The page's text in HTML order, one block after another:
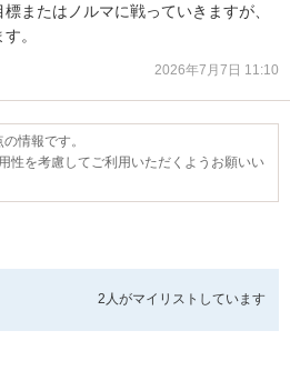
またはノルマに戦っていきますが、
。
2026年7月7日 11:10
情報です。
性を考慮してご利用いただくようお願いい
2人がマイリストしています